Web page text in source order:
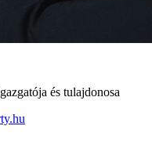
és tulajdonosa